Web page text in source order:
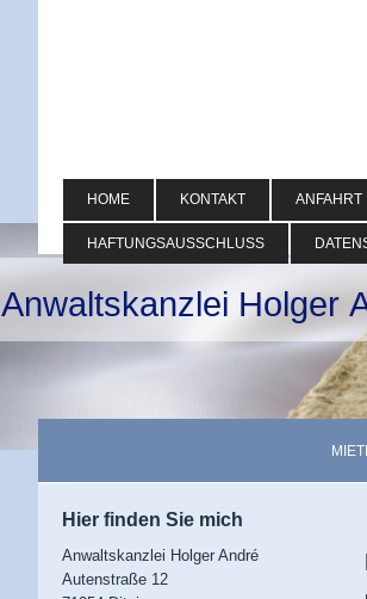
HOME KONTAKT ANFAHRT
HAFTUNGSAUSSCHLUSS
Anwaltskanzlei Holger
Hier finden Sie mich
Anwaltskanzlei Holger André
Autenstraße 12